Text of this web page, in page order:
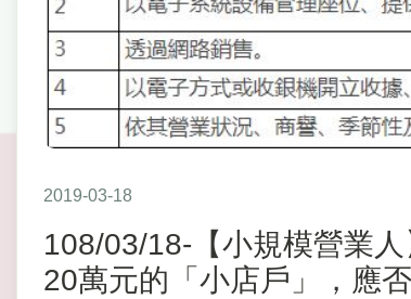
2019-03-18
108/03/18-【小規模營業
20萬元的「小店戶」，應